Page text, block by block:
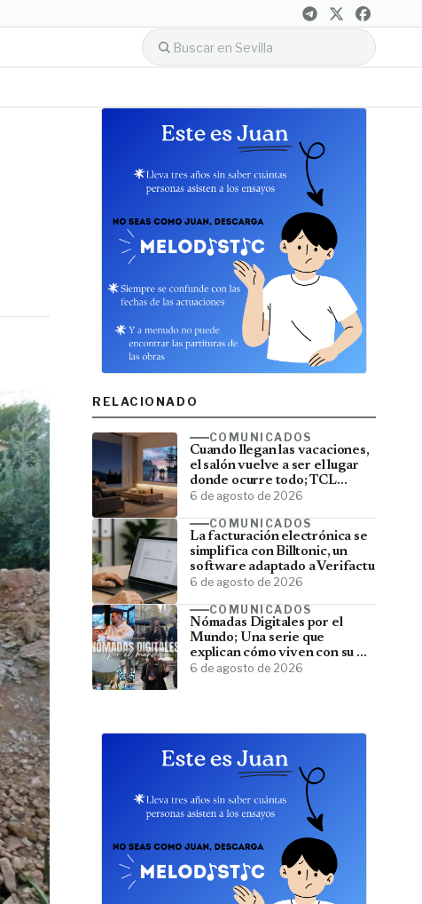
RELACIONADO
COMUNICADOS
Cuando llegan las vacaciones,
el salón vuelve a ser el lugar
donde ocurre todo; TCL
convierte el televisor en el
6 de agosto de 2026
COMUNICADOS
La facturación electrónica se
simplifica con Billtonic, un
software adaptado a Verifactu
6 de agosto de 2026
COMUNICADOS
Nómadas Digitales por el
Mundo; Una serie que
explican cómo viven con su PC
y viajan por el mundo
6 de agosto de 2026